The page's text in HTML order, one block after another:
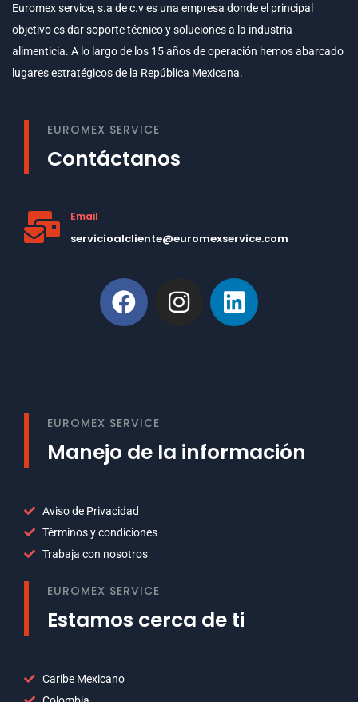
Euromex service, s.a de c.v es una empresa donde el principal
objetivo es dar soporte técnico y soluciones a la industria
alimenticia. A lo largo de los 15 años de operación hemos abarcado
lugares estratégicos de la República Mexicana.
EUROMEX SERVICE
Contáctanos
Email
servicioalcliente@euromexservice.com
EUROMEX SERVICE
Manejo de la información
Aviso de Privacidad
Términos y condiciones
Trabaja con nosotros
EUROMEX SERVICE
Estamos cerca de ti
Caribe Mexicano